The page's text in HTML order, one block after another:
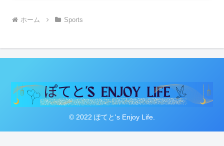
ホーム Sports
© 2022 ぽてと's Enjoy Life.